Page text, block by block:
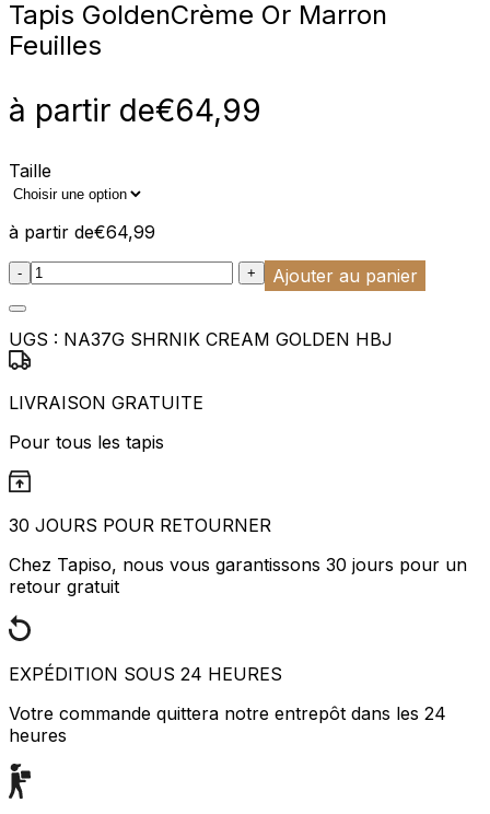
Tapis GoldenCrème Or Marron
Feuilles
à partir de€64,99
Taille
à partir de€64,99
:product_name quantity
- + Ajouter au panier
UGS : NA37G SHRNIK CREAM GOLDEN HBJ
LIVRAISON GRATUITE
Pour tous les tapis
30 JOURS POUR RETOURNER
Chez Tapiso, nous vous garantissons 30 jours pour un
retour gratuit
EXPÉDITION SOUS 24 HEURES
Votre commande quittera notre entrepôt dans les 24
heures